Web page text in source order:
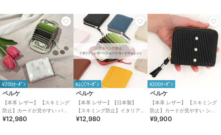
¥200ｸｰﾎﾟﾝ
ペルケ
【本革 レザー】 【スキミング
防止】カードが見やすい パー
ルパステルジャバラカードウ
¥12,980
¥200ｸｰﾎﾟﾝ
ペルケ
【本革 レザー】【日本製】
【スキミング防止】イタリア
ンレザージャバラカードウォ
¥12,980
¥200ｸｰﾎﾟﾝ
ペルケ
【本革 レザー】 【スキミング
防止】カードが見やすい シー
ププリーツジャバラカードウ
¥9,900